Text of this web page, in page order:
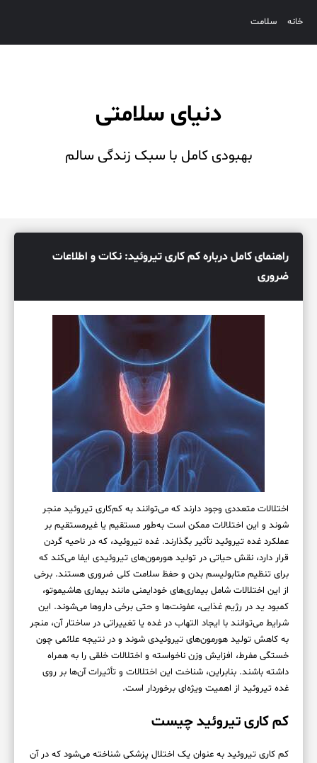
خانه سلامت
دنیای سلامتی
بهبودی کامل با سبک زندگی سالم
راهنمای کامل درباره کم کاری تیروئید: نکات و اطلاعات
ضروری
اختلالات متعددی وجود دارند که می‌توانند به کم‌کاری تیروئید منجر
شوند و این اختلالات ممکن است به‌طور مستقیم یا غیرمستقیم بر
عملکرد غده تیروئید تأثیر بگذارند. غده تیروئید، که در ناحیه گردن
قرار دارد، نقش حیاتی در تولید هورمون‌های تیروئیدی ایفا می‌کند که
برای تنظیم متابولیسم بدن و حفظ سلامت کلی ضروری هستند. برخی
از این اختلالات شامل بیماری‌های خودایمنی مانند بیماری هاشیموتو،
کمبود ید در رژیم غذایی، عفونت‌ها و حتی برخی داروها می‌شوند. این
شرایط می‌توانند با ایجاد التهاب در غده یا تغییراتی در ساختار آن، منجر
به کاهش تولید هورمون‌های تیروئیدی شوند و در نتیجه علائمی چون
خستگی مفرط، افزایش وزن ناخواسته و اختلالات خلقی را به همراه
داشته باشند. بنابراین، شناخت این اختلالات و تأثیرات آن‌ها بر روی
غده تیروئید از اهمیت ویژه‌ای برخوردار است.
کم کاری تیروئید چیست
کم کاری تیروئید به عنوان یک اختلال پزشکی شناخته می‌شود که در آن